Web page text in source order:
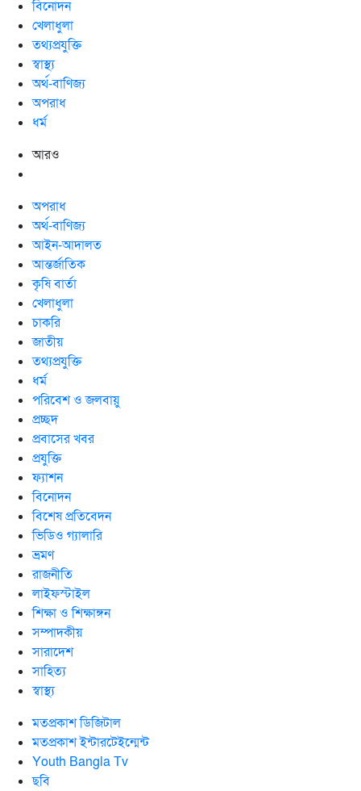
বিনোদন
খেলাধুলা
তথ্যপ্রযুক্তি
স্বাস্থ্য
অর্থ-বাণিজ্য
অপরাধ
ধর্ম
আরও
অপরাধ
অর্থ-বাণিজ্য
আইন-আদালত
আন্তর্জাতিক
কৃষি বার্তা
খেলাধুলা
চাকরি
জাতীয়
তথ্যপ্রযুক্তি
ধর্ম
পরিবেশ ও জলবায়ু
প্রচ্ছদ
প্রবাসের খবর
প্রযুক্তি
ফ্যাশন
বিনোদন
বিশেষ প্রতিবেদন
ভিডিও গ্যালারি
ভ্রমণ
রাজনীতি
লাইফস্টাইল
শিক্ষা ও শিক্ষাঙ্গন
সম্পাদকীয়
সারাদেশ
সাহিত্য
স্বাস্থ্য
মতপ্রকাশ ডিজিটাল
মতপ্রকাশ ইন্টারটেইন্মেন্ট
Youth Bangla Tv
ছবি